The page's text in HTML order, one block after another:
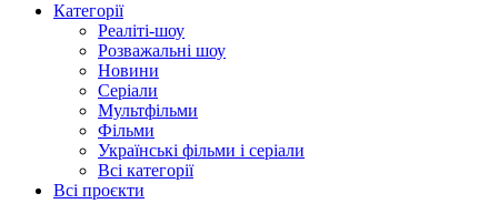
Категорії
Реаліті-шоу
Розважальні шоу
Новини
Серіали
Мультфільми
Фільми
Українські фільми і серіали
Всі категорії
Всі проєкти